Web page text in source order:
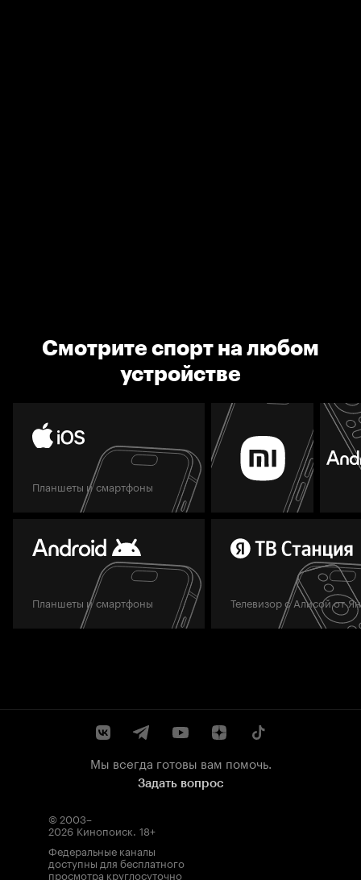
Смотрите спорт на любом
устройстве
Планшеты и смартфоны
Планшеты и смартфоны Телевизор с Алисой от
Мы всегда готовы вам помочь.
Задать вопрос
© 2003–
2026 Кинопоиск. 18+
Федеральные каналы
доступны для бесплатного
просмотра круглосуточно